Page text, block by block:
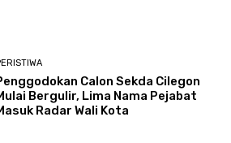
Calon Sekda Cilegon
Bergulir, Lima Nama Pejabat
Radar Wali Kota